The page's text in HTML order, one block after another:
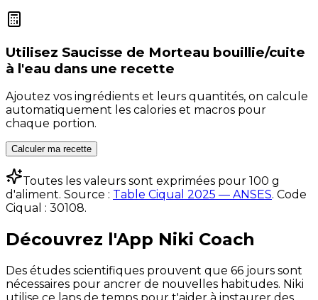
Utilisez Saucisse de Morteau bouillie/cuite
à l'eau dans une recette
Ajoutez vos ingrédients et leurs quantités, on calcule
automatiquement les calories et macros pour
chaque portion.
Calculer ma recette
Toutes les valeurs sont exprimées pour 100 g
d'aliment. Source : Table Ciqual 2025 — ANSES. Code
Ciqual : 30108.
Découvrez l'App Niki Coach
Des études scientifiques prouvent que 66 jours sont
nécessaires pour ancrer de nouvelles habitudes. Niki